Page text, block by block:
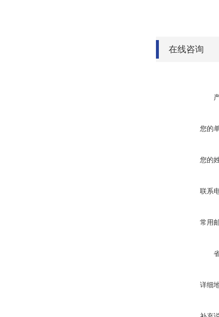
在线咨询
您的
您的
联系
常用
详细